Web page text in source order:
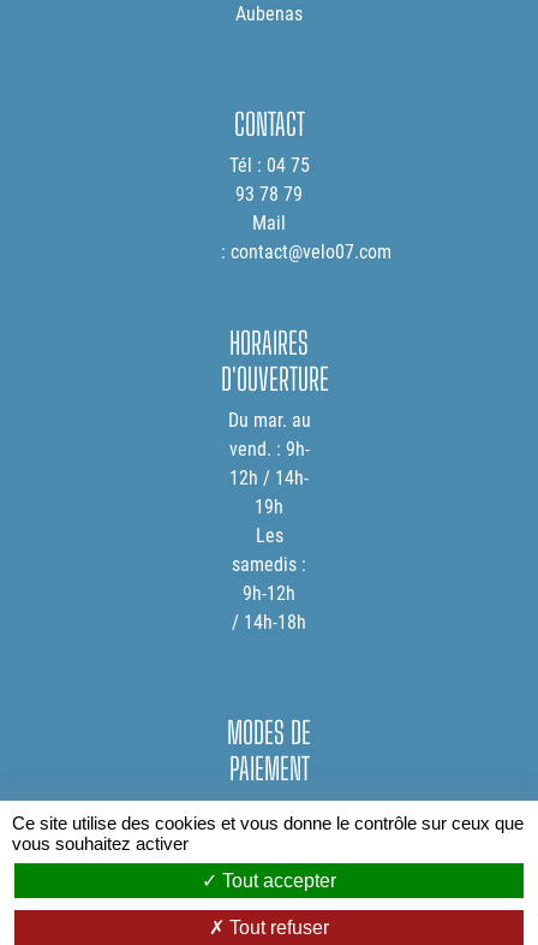
Aubenas
CONTACT
Tél : 04 75
93 78 79
Mail
: contact@velo07.com
HORAIRES
D'OUVERTURE
Du mar. au
vend. : 9h-
12h / 14h-
19h
Les
samedis :
9h-12h
/ 14h-18h
MODES DE
PAIEMENT
Ce site utilise des cookies et vous donne le contrôle sur ceux que
vous souhaitez activer
Tout accepter
Tout refuser